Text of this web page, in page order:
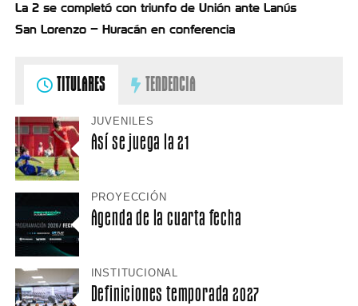
La 2 se completó con triunfo de Unión ante Lanús
San Lorenzo – Huracán en conferencia
TITULARES TENDENCIA
JUVENILES
Así se juega la 21
PROYECCIÓN
Agenda de la cuarta fecha
INSTITUCIONAL
Definiciones temporada 2027